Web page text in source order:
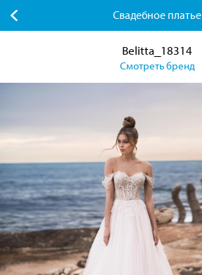
Свадебное платье
Belitta_18314
Смотреть бренд